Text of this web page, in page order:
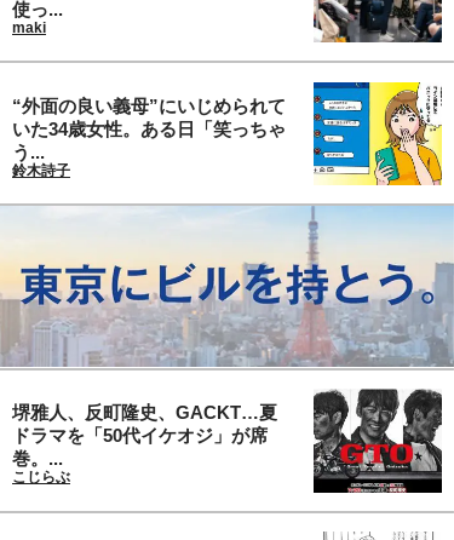
使っ...
maki
“外面の良い義母”にいじめられて
いた34歳女性。ある日「笑っちゃ
う...
鈴木詩子
堺雅人、反町隆史、GACKT…夏
ドラマを「50代イケオジ」が席
巻。...
こじらぶ